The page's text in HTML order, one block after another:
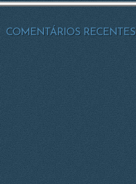
COMENTÁRIOS RECENTES